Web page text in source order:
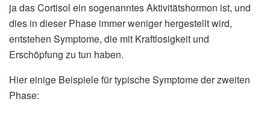
ja das Cortisol ein sogenanntes Aktivitätshormon ist, und
dies in dieser Phase immer weniger hergestellt wird,
entstehen Symptome, die mit Kraftlosigkeit und
Erschöpfung zu tun haben.
Hier einige Beispiele für typische Symptome der zweiten
Phase: